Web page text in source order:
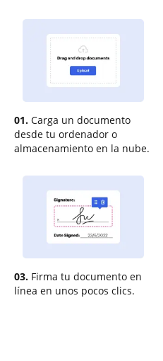
01. Carga un documento
desde tu ordenador o
almacenamiento en la nube.
03. Firma tu documento en
línea en unos pocos clics.